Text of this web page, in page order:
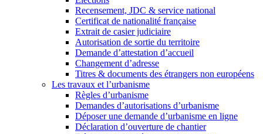
Recensement, JDC & service national
Certificat de nationalité française
Extrait de casier judiciaire
Autorisation de sortie du territoire
Demande d’attestation d’accueil
Changement d’adresse
Titres & documents des étrangers non européens
Les travaux et l’urbanisme
Règles d’urbanisme
Demandes d’autorisations d’urbanisme
Déposer une demande d’urbanisme en ligne
Déclaration d’ouverture de chantier